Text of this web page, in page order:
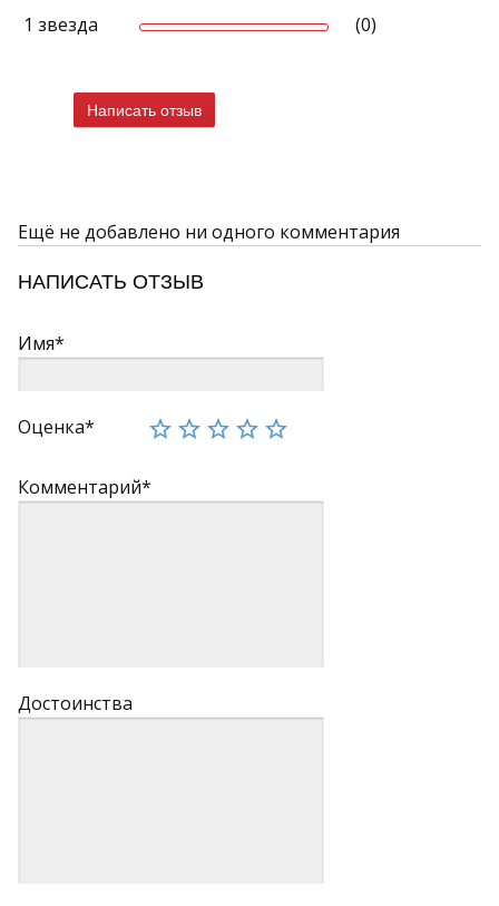
1 звезда
(0)
Написать отзыв
Ещё не добавлено ни одного комментария
НАПИСАТЬ ОТЗЫВ
Имя*
Оценка*
Комментарий*
Достоинства